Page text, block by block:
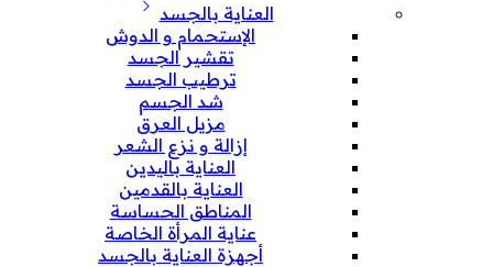
العناية بالجسد
الإستحمام و الدوش
تقشير الجسد
ترطيب الجسد
شد الجسم
مزيل العرق
إزالة و نزع الشعر
العناية باليدين
العناية بالقدمين
المناطق الحساسة
عناية المرأة الخاصة
أجهزة العناية بالجسد